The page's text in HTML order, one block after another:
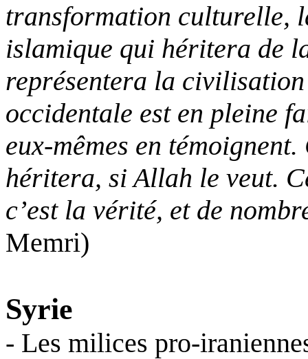
transformation culturelle,
islamique qui héritera de
représentera la
occidentale est en pleine
eux-mêmes en
héritera, si Allah le veut.
c’est la vérité, et de
Memri)
Syrie
- Les milices pro-